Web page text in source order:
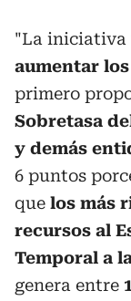
"La iniciativa
aumentar
primero
Sobretasa
y demás
6 puntos
que los más
recursos al
Temporal a
genera entre